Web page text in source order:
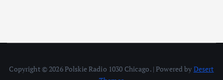
Copyright © 2026 Polskie Radio 1030 Chicago. | Powered by Desert